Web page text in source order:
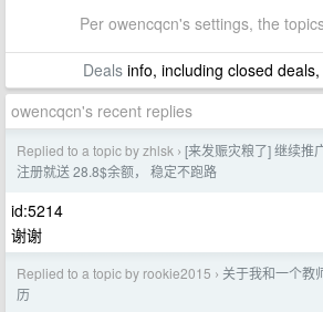
Per owencqcn's settings, the
Dealsinfo, including closed
owencqcn's recent replies
Replied to a topic by zhlsk › [来发赈灾粮了] 继续推
注册就送 28.8$余额， 稳定不跑路
id:5214
谢谢
Replied to a topic by rookie2015 › 关于我和一个教
历